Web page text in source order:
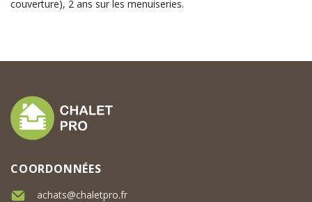
couverture), 2 ans sur les menuiseries.
COORDONNÉES
achats@chaletpro.fr